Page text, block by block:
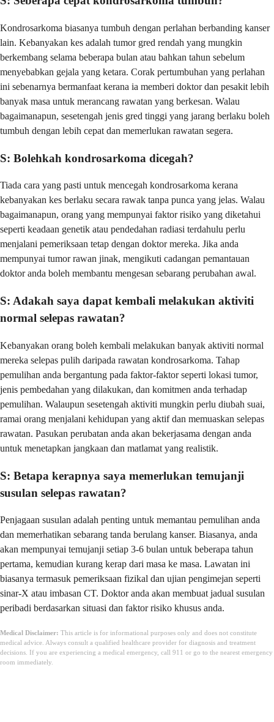
Kondrosarkoma biasanya tumbuh dengan perlahan berbanding kanser
lain. Kebanyakan kes adalah tumor gred rendah yang mungkin
berkembang selama beberapa bulan atau bahkan tahun sebelum
menyebabkan gejala yang ketara. Corak pertumbuhan yang perlahan
ini sebenarnya bermanfaat kerana ia memberi doktor dan pesakit lebih
banyak masa untuk merancang rawatan yang berkesan. Walau
bagaimanapun, sesetengah jenis gred tinggi yang jarang berlaku boleh
tumbuh dengan lebih cepat dan memerlukan rawatan segera.
S: Bolehkah kondrosarkoma dicegah?
Tiada cara yang pasti untuk mencegah kondrosarkoma kerana
kebanyakan kes berlaku secara rawak tanpa punca yang jelas. Walau
bagaimanapun, orang yang mempunyai faktor risiko yang diketahui
seperti keadaan genetik atau pendedahan radiasi terdahulu perlu
menjalani pemeriksaan tetap dengan doktor mereka. Jika anda
mempunyai tumor rawan jinak, mengikuti cadangan pemantauan
doktor anda boleh membantu mengesan sebarang perubahan awal.
S: Adakah saya dapat kembali melakukan aktiviti
normal selepas rawatan?
Kebanyakan orang boleh kembali melakukan banyak aktiviti normal
mereka selepas pulih daripada rawatan kondrosarkoma. Tahap
pemulihan anda bergantung pada faktor-faktor seperti lokasi tumor,
jenis pembedahan yang dilakukan, dan komitmen anda terhadap
pemulihan. Walaupun sesetengah aktiviti mungkin perlu diubah suai,
ramai orang menjalani kehidupan yang aktif dan memuaskan selepas
rawatan. Pasukan perubatan anda akan bekerjasama dengan anda
untuk menetapkan jangkaan dan matlamat yang realistik.
S: Betapa kerapnya saya memerlukan temujanji
susulan selepas rawatan?
Penjagaan susulan adalah penting untuk memantau pemulihan anda
dan memerhatikan sebarang tanda berulang kanser. Biasanya, anda
akan mempunyai temujanji setiap 3-6 bulan untuk beberapa tahun
pertama, kemudian kurang kerap dari masa ke masa. Lawatan ini
biasanya termasuk pemeriksaan fizikal dan ujian pengimejan seperti
sinar-X atau imbasan CT. Doktor anda akan membuat jadual susulan
peribadi berdasarkan situasi dan faktor risiko khusus anda.
Medical Disclaimer: This article is for informational purposes only and does not constitute
medical advice. Always consult a qualified healthcare provider for diagnosis and treatment
decisions. If you are experiencing a medical emergency, call 911 or go to the nearest emergency
room immediately.